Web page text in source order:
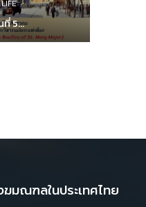
LIFE
ที่ 5...
มณฑลในประเทศไทย